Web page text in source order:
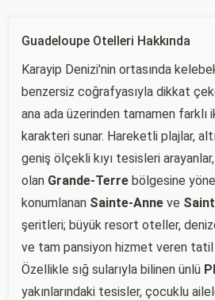
Guadeloupe Otelleri Hakkında
Karayip Denizi'nin ortasında
benzersiz coğrafyasıyla dikkat
ana ada üzerinden tamamen farklı
karakteri sunar. Hareketli plajlar,
geniş ölçekli kıyı tesisleri
olan Grande-Terre bölgesine
konumlanan Sainte-Anne ve
şeritleri; büyük resort oteller,
ve tam pansiyon hizmet veren
Özellikle sığ sularıyla bilinen ünlü
yakınlarındaki tesisler, çocuklu